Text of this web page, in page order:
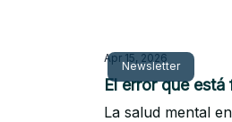
Newsletter
Apr 15, 2026
El error que
La salud mental